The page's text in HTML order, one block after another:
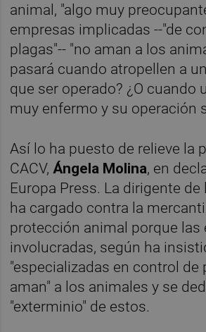
animal, "algo muy
empresas implicadas --"de
plagas"-- "no aman a los
pasará cuando atropellen a
que ser operado? ¿O cuando
muy enfermo y su operación
Así lo ha puesto de relieve la
CACV,Ángela Molina, en
Europa Press. La dirigente
ha cargado contra la
protección animal porque las
involucradas, según ha
"especializadas en control de
aman" a los animales y se
"exterminio" de estos.